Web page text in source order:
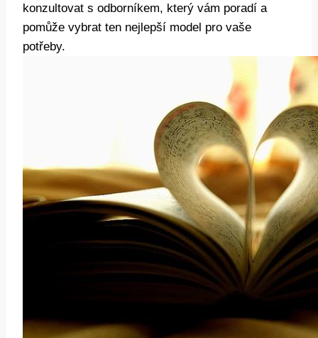
konzultovat s odborníkem, který vám poradí ⁤a
pomůže​ vybrat ten nejlepší⁢ model pro vaše‍
potřeby.